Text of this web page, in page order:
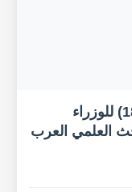
كتاب وقائع المؤتمر الثامن عشر (18) للوزراء
العلمي العرب